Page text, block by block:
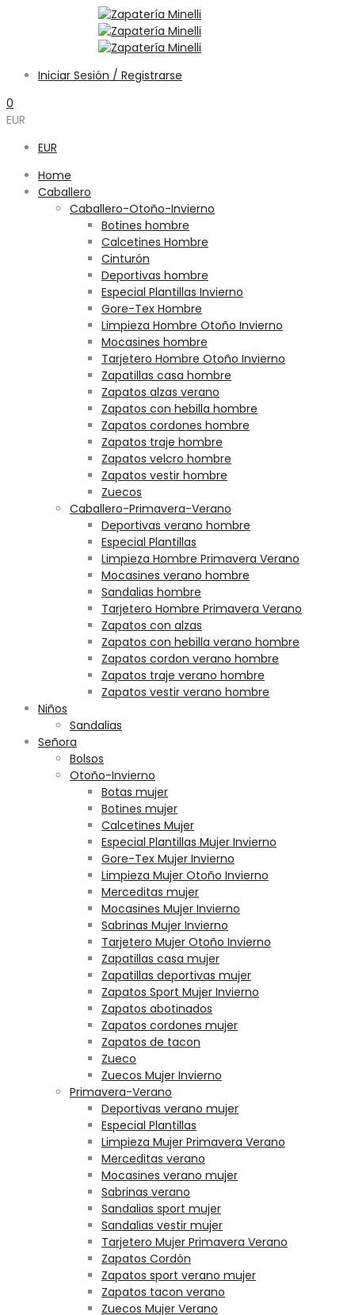
Iniciar Sesión / Registrarse
0
EUR
EUR
Home
Caballero
Caballero-Otoño-Invierno
Botines hombre
Calcetines Hombre
Cinturón
Deportivas hombre
Especial Plantillas Invierno
Gore-Tex Hombre
Limpieza Hombre Otoño Invierno
Mocasines hombre
Tarjetero Hombre Otoño Invierno
Zapatillas casa hombre
Zapatos alzas verano
Zapatos con hebilla hombre
Zapatos cordones hombre
Zapatos traje hombre
Zapatos velcro hombre
Zapatos vestir hombre
Zuecos
Caballero-Primavera-Verano
Deportivas verano hombre
Especial Plantillas
Limpieza Hombre Primavera Verano
Mocasines verano hombre
Sandalias hombre
Tarjetero Hombre Primavera Verano
Zapatos con alzas
Zapatos con hebilla verano hombre
Zapatos cordon verano hombre
Zapatos traje verano hombre
Zapatos vestir verano hombre
Niños
Sandalias
Señora
Bolsos
Otoño-Invierno
Botas mujer
Botines mujer
Calcetines Mujer
Especial Plantillas Mujer Invierno
Gore-Tex Mujer Invierno
Limpieza Mujer Otoño Invierno
Merceditas mujer
Mocasines Mujer Invierno
Sabrinas Mujer Invierno
Tarjetero Mujer Otoño Invierno
Zapatillas casa mujer
Zapatillas deportivas mujer
Zapatos Sport Mujer Invierno
Zapatos abotinados
Zapatos cordones mujer
Zapatos de tacon
Zueco
Zuecos Mujer Invierno
Primavera-Verano
Deportivas verano mujer
Especial Plantillas
Limpieza Mujer Primavera Verano
Merceditas verano
Mocasines verano mujer
Sabrinas verano
Sandalias sport mujer
Sandalias vestir mujer
Tarjetero Mujer Primavera Verano
Zapatos Cordón
Zapatos sport verano mujer
Zapatos tacon verano
Zuecos Mujer Verano